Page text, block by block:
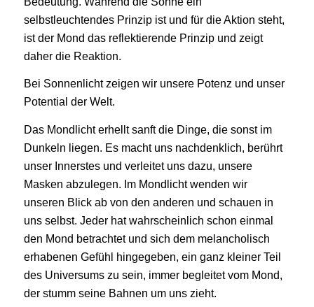
selbstleuchtendes Prinzip ist und für die Aktion steht,
ist der Mond das reflektierende Prinzip und zeigt
daher die Reaktion.
Bei Sonnenlicht zeigen wir unsere Potenz und unser
Potential der Welt.
Das Mondlicht erhellt sanft die Dinge, die sonst im
Dunkeln liegen. Es macht uns nachdenklich, berührt
unser Innerstes und verleitet uns dazu, unsere
Masken abzulegen. Im Mondlicht wenden wir
unseren Blick ab von den anderen und schauen in
uns selbst. Jeder hat wahrscheinlich schon einmal
den Mond betrachtet und sich dem melancholisch
erhabenen Gefühl hingegeben, ein ganz kleiner Teil
des Universums zu sein, immer begleitet vom Mond,
der stumm seine Bahnen um uns zieht.